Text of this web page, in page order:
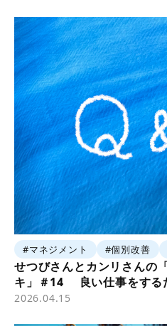
#マネジメント #個別改善
せつびさんとカンリさんの
キ」＃14 良い仕事をする
「問題解決」③
2026.04.15